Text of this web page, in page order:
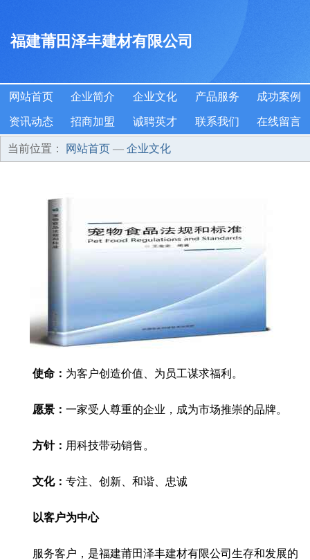
福建莆田泽丰建材有限公司
网站首页 企业简介 企业文化 产品服务 成功案例
资讯动态 招商加盟 诚聘英才 联系我们 在线留言
当前位置： 网站首页 — 企业文化
使命： 为客户创造价值、为员工谋求福利。
愿景： 一家受人尊重的企业，成为市场推崇的品牌。
方针： 用科技带动销售。
文化： 专注、创新、和谐、忠诚
以客户为中心
服务客户，是福建莆田泽丰建材有限公司生存和发展的